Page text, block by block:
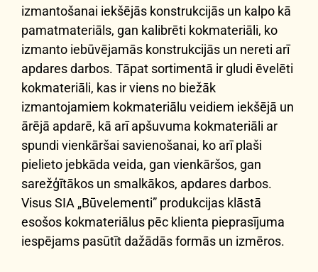
izmantošanai iekšējās konstrukcijās un kalpo kā
pamatmateriāls, gan kalibrēti kokmateriāli, ko
izmanto iebūvējamās konstrukcijās un nereti arī
apdares darbos. Tāpat sortimentā ir gludi ēvelēti
kokmateriāli, kas ir viens no biežāk
izmantojamiem kokmateriālu veidiem iekšējā un
ārējā apdarē, kā arī apšuvuma kokmateriāli ar
spundi vienkāršai savienošanai, ko arī plaši
pielieto jebkāda veida, gan vienkāršos, gan
sarežģītākos un smalkākos, apdares darbos.
Visus SIA „Būvelementi” produkcijas klāstā
esošos kokmateriālus pēc klienta pieprasījuma
iespējams pasūtīt dažādās formās un izmēros.